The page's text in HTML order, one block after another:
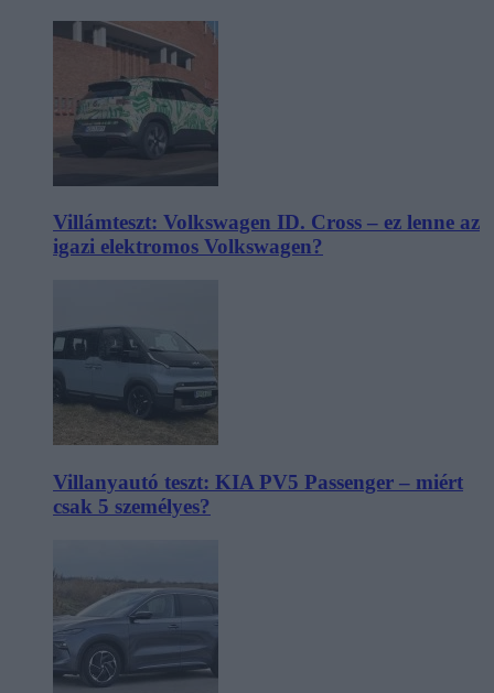
Villámteszt: Volkswagen ID. Cross – ez lenne az
igazi elektromos Volkswagen?
Villanyautó teszt: KIA PV5 Passenger – miért
csak 5 személyes?